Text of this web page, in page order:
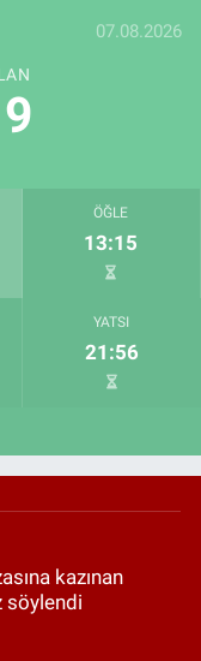
07.08.2026
ÖĞLE
13:15
YATSI
21:56
kazınan
söylendi